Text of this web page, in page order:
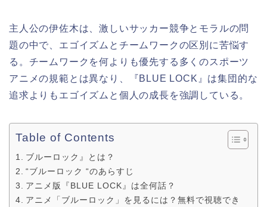
主人公の伊佐木は、激しいサッカー競争とモラルの問
題の中で、エゴイズムとチームワークの区別に苦悩す
る。チームワークを何よりも優先する多くのスポーツ
アニメの規範とは異なり、『BLUE LOCK』は集団的な
追求よりもエゴイズムと個人の成長を強調している。
Table of Contents
ブルーロック』とは？
“ブルーロック “のあらすじ
アニメ版『BLUE LOCK』は全何話？
アニメ「ブルーロック」を見るには？無料で視聴でき